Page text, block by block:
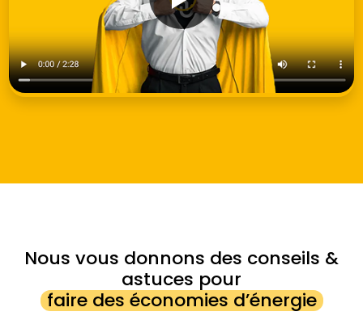
Nous vous donnons des conseils &
astuces pour
faire des économies d’énergie